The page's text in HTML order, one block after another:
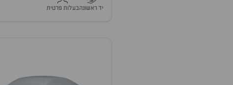
יד ראשונהבעלות פרטית